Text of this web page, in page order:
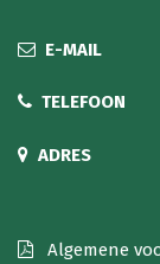
E-MAIL
TELEFOON
ADRES
Algemene